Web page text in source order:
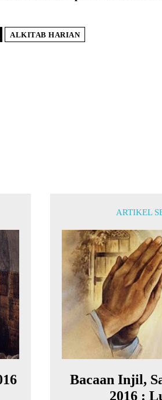
ALKITAB HARIAN
ARTIKEL
Bacaan Injil,
2016 :